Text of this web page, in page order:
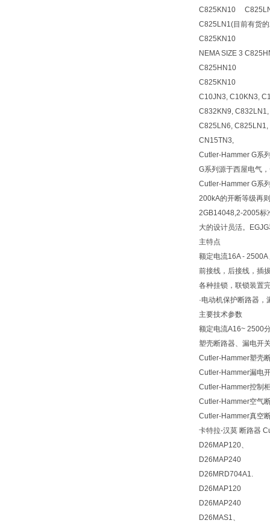
C825KN10
C825LN1(目前有货
C825KN10
NEMA SIZE 3
C825HN10
C825KN10
C10JN3, C10KN3,
C832KN9,
C825LN6,
CN15TN3,
Cutler-Hammer G系
G系列源于西屋电气
Cutler-Hammer G系
200kA的开断等级再
2GB14048,2-2005标
大的设计员活。
主特点
额定电流16A - 2500A
前接线，后接线，插
各种挂锁，联锁装置
·电动机保护断路器
主要技术参数
额定电流A16~ 2500
塑壳断路器、漏电开
Cutler-Hammer塑壳
Cutler-Hammer漏电
Cutler-Hammer控制
Cutler-Hammer空气
Cutler-Hammer真空
卡特拉-汉莫 断路器
D26MAP120、
D26MAP240
D26MRD704A1.
D26MAP120
D26MAP240
D26MAS1、